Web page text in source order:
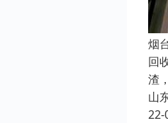
烟
回
渣
山
22-